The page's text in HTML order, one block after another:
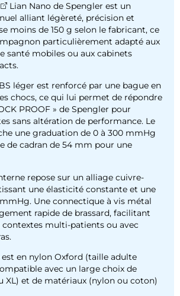
Lian Nano de Spengler est un
alliant légèreté, précision et
moins de 150 g selon le fabricant, ce
particulièrement adapté aux
santé mobiles ou aux cabinets
léger est renforcé par une bague en
chocs, ce qui lui permet de répondre
PROOF » de Spengler pour
sans altération de performance. Le
une graduation de 0 à 300 mmHg
de cadran de 54 mm pour une
repose sur un alliage cuivre-
une élasticité constante et une
Une connectique à vis métal
rapide de brassard, facilitant
contextes multi-patients ou avec
est en nylon Oxford (taille adulte
avec un large choix de
XL) et de matériaux (nylon ou coton)